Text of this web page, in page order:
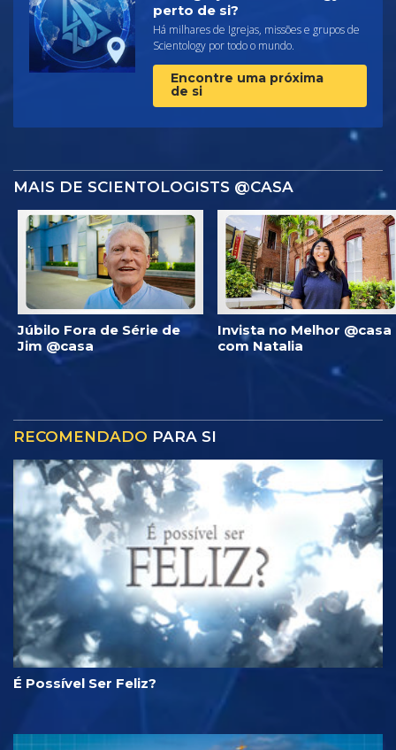
perto de si?
Há milhares de Igrejas, missões e grupos de
Scientology por todo o mundo.
Encontre uma próxima
de si
MAIS DE SCIENTOLOGISTS @CASA
Júbilo Fora de Série de
Jim @casa
Invista no Melhor @casa
com Natalia
RECOMENDADO PARA SI
É Possível Ser Feliz?